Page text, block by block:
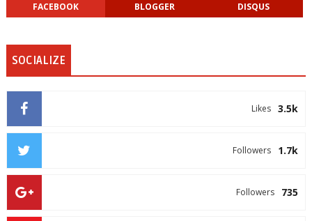
FACEBOOK BLOGGER DISQUS
SOCIALIZE
3.5k
Likes
1.7k
Followers
735
Followers